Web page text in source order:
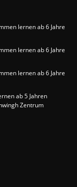
lernen ab 6 Jahre
lernen ab 6 Jahre
lernen ab 6 Jahre
ab 5 Jahren
Zentrum